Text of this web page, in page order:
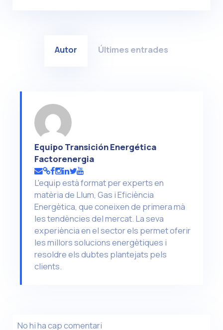
Autor Últimes entrades
Equipo Transición Energética
Factorenergia
L'equip està format per experts en
matèria de Llum, Gas i Eficiència
Energètica, que coneixen de primera mà
les tendències del mercat. La seva
experiència en el sector els permet oferir
les millors solucions energètiques i
resoldre els dubtes plantejats pels
clients.
No hi ha cap comentari